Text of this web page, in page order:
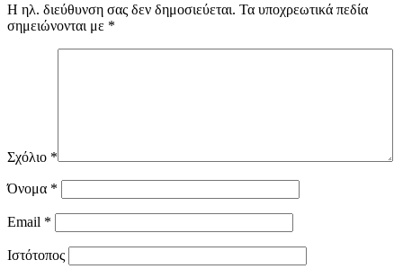
Η ηλ. διεύθυνση σας δεν δημοσιεύεται. Τα υποχρεωτικά πεδία
σημειώνονται με *
Σχόλιο *
Όνομα *
Email *
Ιστότοπος